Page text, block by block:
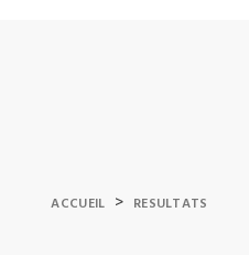
ACCUEIL > RESULTATS